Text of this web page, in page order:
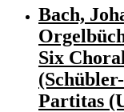
priset
var:
Bach,
Six
Partitas